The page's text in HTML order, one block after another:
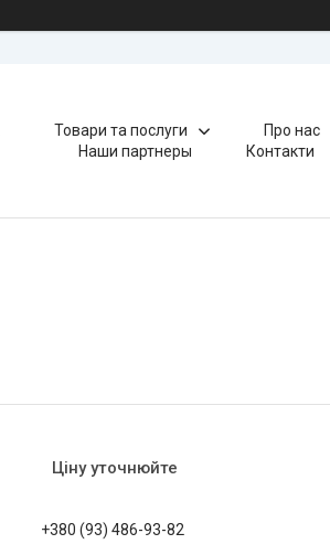
Товари та послуги Про нас
Наши партнеры
Контакти
Ціну уточнюйте
+380 (93) 486-93-82